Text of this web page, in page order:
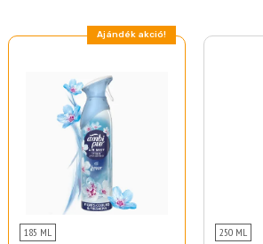
Ajándék akció!
185 ML 250 ML